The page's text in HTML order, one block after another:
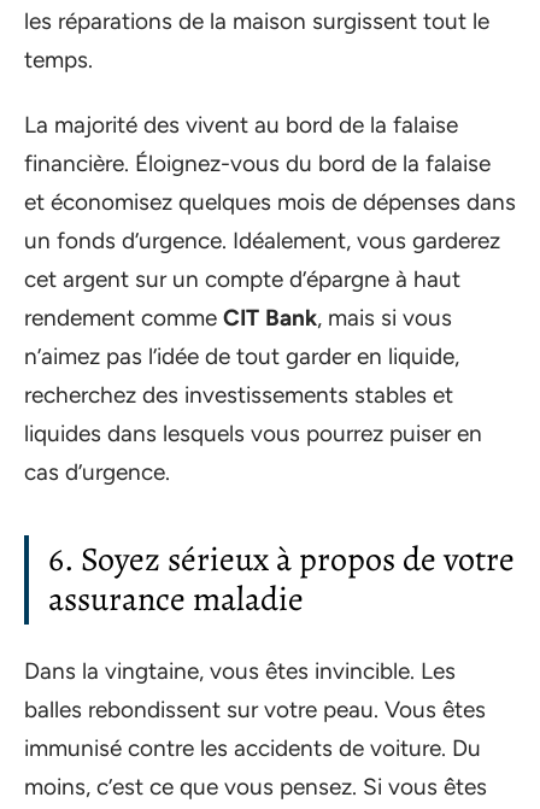
les réparations de la maison surgissent tout le
temps.
La majorité des vivent au bord de la falaise
financière. Éloignez-vous du bord de la falaise
et économisez quelques mois de dépenses dans
un fonds d’urgence. Idéalement, vous garderez
cet argent sur un compte d’épargne à haut
rendement comme CIT Bank, mais si vous
n’aimez pas l’idée de tout garder en liquide,
recherchez des investissements stables et
liquides dans lesquels vous pourrez puiser en
cas d’urgence.
6. Soyez sérieux à propos de votre
assurance maladie
Dans la vingtaine, vous êtes invincible. Les
balles rebondissent sur votre peau. Vous êtes
immunisé contre les accidents de voiture. Du
moins, c’est ce que vous pensez. Si vous êtes